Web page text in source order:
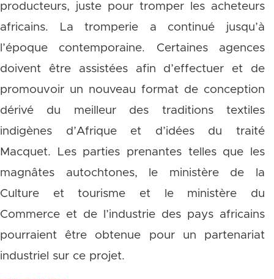
producteurs, juste pour tromper les acheteurs
africains. La tromperie a continué jusqu’à
l’époque contemporaine. Certaines agences
doivent être assistées afin d’effectuer et de
promouvoir un nouveau format de conception
dérivé du meilleur des traditions textiles
indigènes d’Afrique et d’idées du traité
Macquet. Les parties prenantes telles que les
magnâtes autochtones, le ministère de la
Culture et tourisme et le ministère du
Commerce et de l’industrie des pays africains
pourraient être obtenue pour un partenariat
industriel sur ce projet.